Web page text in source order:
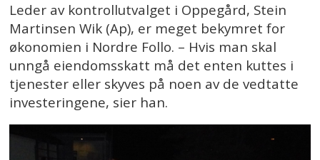
Leder av kontrollutvalget i Oppegård, Stein
Martinsen Wik (Ap), er meget bekymret for
økonomien i Nordre Follo. – Hvis man skal
unngå eiendomsskatt må det enten kuttes i
tjenester eller skyves på noen av de vedtatte
investeringene, sier han.